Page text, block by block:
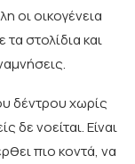
οι οικογένεια
τα στολίδια και
δέντρου χωρίς
δε νοείται. Είναι
πιο κοντά, να